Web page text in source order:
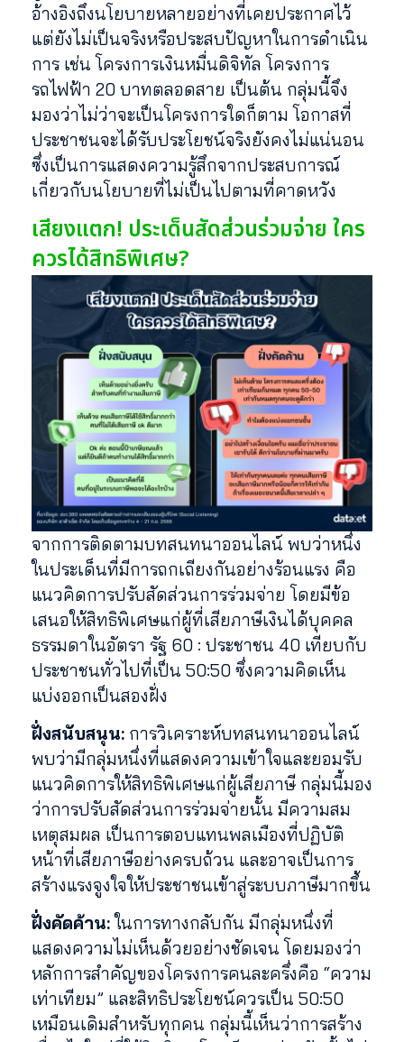
อ้างอิงถึงนโยบายหลายอย่างที่เคยประกาศไว้
แต่ยังไม่เป็นจริงหรือประสบปัญหาในการดำเนิน
การ เช่น โครงการเงินหมื่นดิจิทัล โครงการ
รถไฟฟ้า 20 บาทตลอดสาย เป็นต้น กลุ่มนี้จึง
มองว่าไม่ว่าจะเป็นโครงการใดก็ตาม โอกาสที่
ประชาชนจะได้รับประโยชน์จริงยังคงไม่แน่นอน
ซึ่งเป็นการแสดงความรู้สึกจากประสบการณ์
เกี่ยวกับนโยบายที่ไม่เป็นไปตามที่คาดหวัง
เสียงแตก! ประเด็นสัดส่วนร่วมจ่าย ใคร
ควรได้สิทธิพิเศษ?
จากการติดตามบทสนทนาออนไลน์ พบว่าหนึ่ง
ในประเด็นที่มีการถกเถียงกันอย่างร้อนแรง คือ
แนวคิดการปรับสัดส่วนการร่วมจ่าย โดยมีข้อ
เสนอให้สิทธิพิเศษแก่ผู้ที่เสียภาษีเงินได้บุคคล
ธรรมดาในอัตรา รัฐ 60 : ประชาชน 40 เทียบกับ
ประชาชนทั่วไปที่เป็น 50:50 ซึ่งความคิดเห็น
แบ่งออกเป็นสองฝั่ง
ฝั่งสนับสนุน: การวิเคราะห์บทสนทนาออนไลน์
พบว่ามีกลุ่มหนึ่งที่แสดงความเข้าใจและยอมรับ
แนวคิดการให้สิทธิพิเศษแก่ผู้เสียภาษี กลุ่มนี้มอง
ว่าการปรับสัดส่วนการร่วมจ่ายนั้น มีความสม
เหตุสมผล เป็นการตอบแทนพลเมืองที่ปฏิบัติ
หน้าที่เสียภาษีอย่างครบถ้วน และอาจเป็นการ
สร้างแรงจูงใจให้ประชาชนเข้าสู่ระบบภาษีมากขึ้น
ฝั่งคัดค้าน:ในการทางกลับกัน มีกลุ่มหนึ่งที่
แสดงความไม่เห็นด้วยอย่างชัดเจน โดยมองว่า
หลักการสำคัญของโครงการคนละครึ่งคือ “ความ
เท่าเทียม” และสิทธิประโยชน์ควรเป็น 50:50
เหมือนเดิมสำหรับทุกคน กลุ่มนี้เห็นว่าการสร้าง